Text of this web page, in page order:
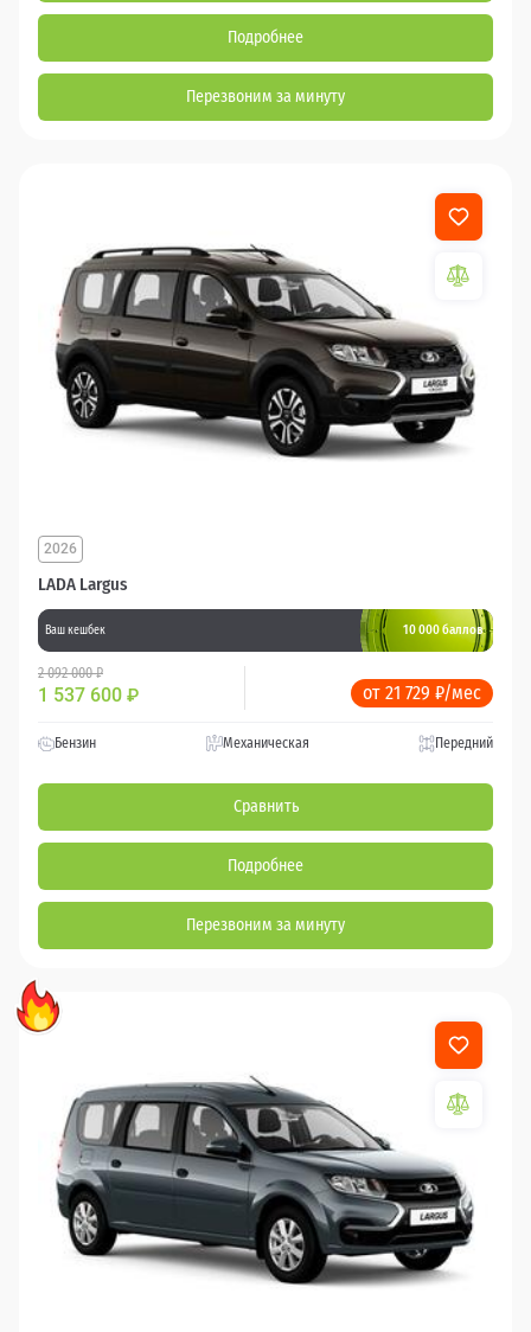
Подробнее
Перезвоним за минуту
LADA Largus
2026
Ваш кешбек 10 000 баллов
2 092 000 ₽
1 537 600 ₽ от 21 729 ₽/мес
Бензин Механическая Передний
Сравнить
Подробнее
Перезвоним за минуту